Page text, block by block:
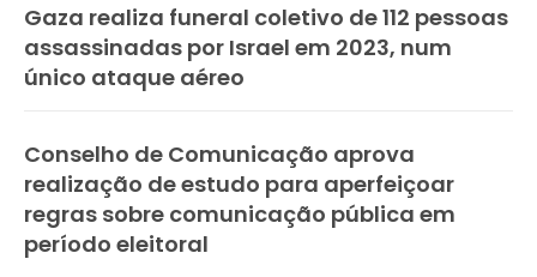
Gaza realiza funeral coletivo de 112 pessoas
assassinadas por Israel em 2023, num
único ataque aéreo
Conselho de Comunicação aprova
realização de estudo para aperfeiçoar
regras sobre comunicação pública em
período eleitoral